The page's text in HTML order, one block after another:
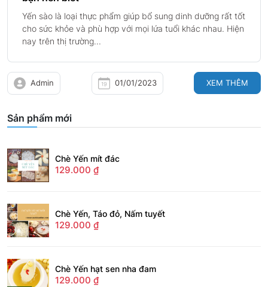
Yến sào là loại thực phẩm giúp bổ sung dinh dưỡng rất tốt
cho sức khỏe và phù hợp với mọi lứa tuổi khác nhau. Hiện
nay trên thị trường...
Admin 01/01/2023 XEM THÊM
Sản phẩm mới
Chè Yến mít đác
129.000 ₫
Chè Yến, Táo đỏ, Nấm tuyết
129.000 ₫
Chè Yến hạt sen nha đam
129.000 ₫